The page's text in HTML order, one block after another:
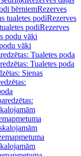
bērniemRezerves
tualetes podiRezerves
podiRezerves
podu vāki
vāki
Tualetes poda
Tualetes poda
Sienas